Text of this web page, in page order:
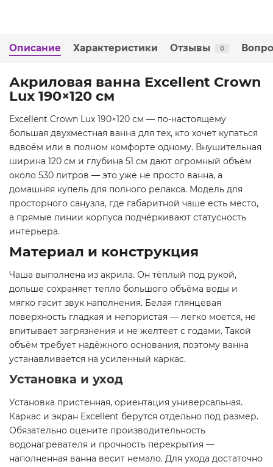
Описание Характеристики Отзывы 0
Акриловая ванна Excellent Crown
Lux 190×120 см
Excellent Crown Lux 190×120 см — по-настоящему
большая двухместная ванна для тех, кто хочет купаться
вдвоём или в полном комфорте одному. Внушительная
ширина 120 см и глубина 51 см дают огромный объём
около 530 литров — это уже не просто ванна, а
домашняя купель для полного релакса. Модель для
просторного санузла, где габаритной чаше есть место,
а прямые линии корпуса подчёркивают статусность
интерьера.
Материал и конструкция
Чаша выполнена из акрила. Он тёплый под рукой,
дольше сохраняет тепло большого объёма воды и
мягко гасит звук наполнения. Белая глянцевая
поверхность гладкая и непористая — легко моется, не
впитывает загрязнения и не желтеет с годами. Такой
объём требует надёжного основания, поэтому ванна
устанавливается на усиленный каркас.
Установка и уход
Установка пристенная, ориентация универсальная.
Каркас и экран Excellent берутся отдельно под размер.
Обязательно оцените производительность
водонагревателя и прочность перекрытия —
наполненная ванна весит немало. Для ухода достаточно